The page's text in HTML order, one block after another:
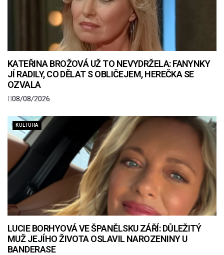
KATEŘINA BROŽOVÁ UŽ TO NEVYDRŽELA: FANYNKY
JÍ RADILY, CO DĚLAT S OBLIČEJEM, HEREČKA SE
OZVALA
08/08/2026
KULTURA
LUCIE BORHYOVÁ VE ŠPANĚLSKU ZÁŘÍ: DŮLEŽITÝ
MUŽ JEJÍHO ŽIVOTA OSLAVIL NAROZENINY U
BANDERASE